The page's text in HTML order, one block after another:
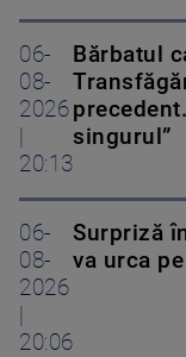
06-
08-
2026
|
20:13
Bărbatul
singurul”
06-
08-
2026
|
20:06
Surpriză
va urca